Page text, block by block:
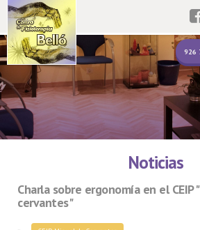
926
Noticias
Charla sobre ergonomía en el CEIP
cervantes"